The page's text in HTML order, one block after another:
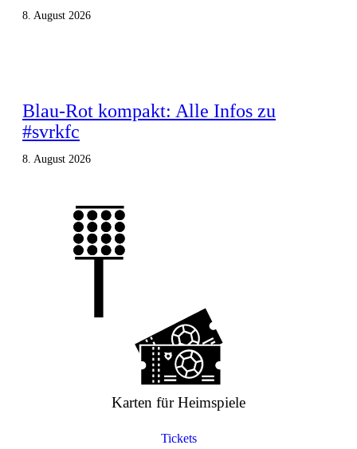
8. August 2026
Blau-Rot kompakt: Alle Infos zu
#svrkfc
8. August 2026
Karten für Heimspiele
Tickets